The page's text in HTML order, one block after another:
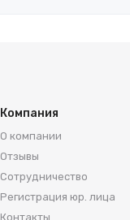
Компания
О компании
Отзывы
Сотрудничество
Регистрация юр. лица
Контакты